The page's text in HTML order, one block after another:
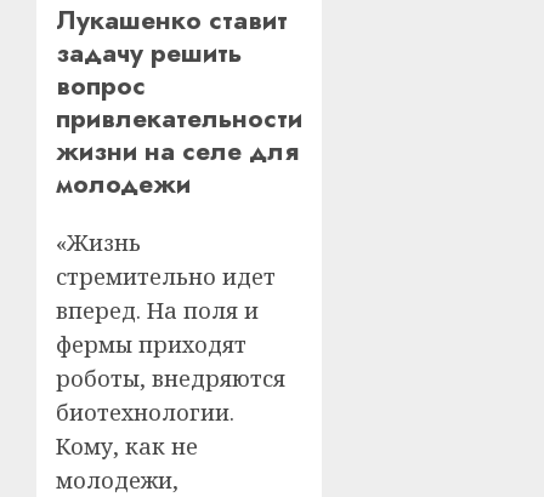
Лукашенко ставит
задачу решить
вопрос
привлекательности
жизни на селе для
молодежи
«Жизнь
стремительно идет
вперед. На поля и
фермы приходят
роботы, внедряются
биотехнологии.
Кому, как не
молодежи,